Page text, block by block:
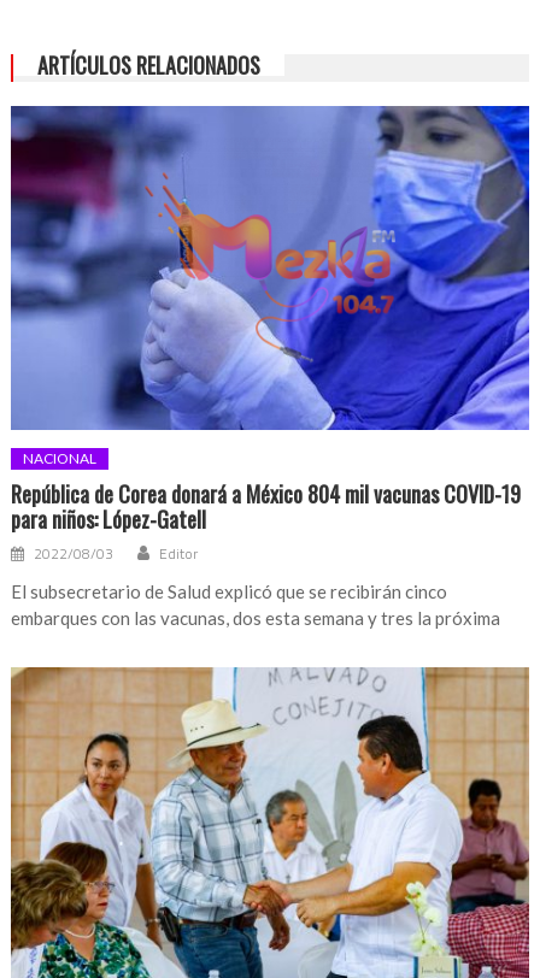
ARTÍCULOS RELACIONADOS
NACIONAL
República de Corea donará a México 804 mil vacunas COVID-19
para niños: López-Gatell
2022/08/03 Editor
El subsecretario de Salud explicó que se recibirán cinco
embarques con las vacunas, dos esta semana y tres la próxima